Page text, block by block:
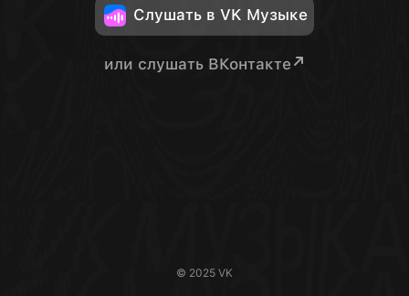
Слушать в VK Музыке
или слушать ВКонтакте
© 2025 VK